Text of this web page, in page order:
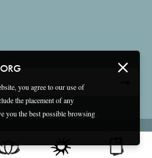
you agree to our use of
the placement of any
you the best possible browsing
and Associação Mooji Sangha